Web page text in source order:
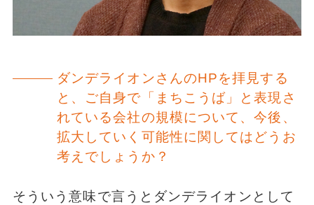
ダンデライオンさんのHPを拝見する
と、ご自身で「まちこうば」と表現さ
れている会社の規模について、今後、
拡大していく可能性に関してはどうお
考えでしょうか？
そういう意味で言うとダンデライオンとして